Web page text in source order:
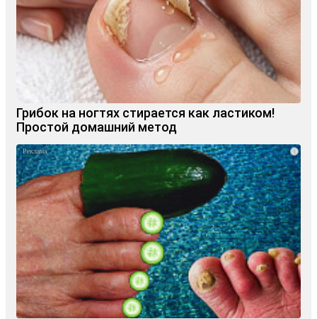
Грибок на ногтях стирается как ластиком!
Простой домашний метод
i